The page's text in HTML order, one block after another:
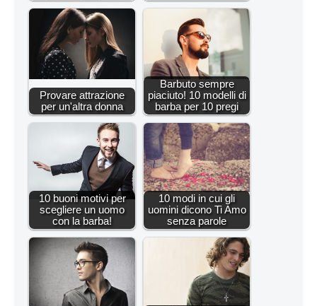
Provare attrazione
per un'altra donna
Barbuto sempre
piaciuto! 10 modelli di
barba per 10 pregi
10 buoni motivi per
scegliere un uomo
con la barba!
10 modi in cui gli
uomini dicono Ti Amo
senza parole